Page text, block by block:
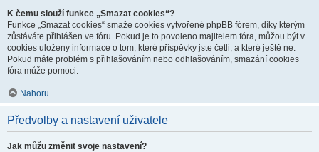
K čemu slouží funkce „Smazat cookies“?
Funkce „Smazat cookies“ smaže cookies vytvořené phpBB fórem, díky kterým
zůstáváte přihlášen ve fóru. Pokud je to povoleno majitelem fóra, můžou být v
cookies uloženy informace o tom, které příspěvky jste četli, a které ještě ne.
Pokud máte problém s přihlašováním nebo odhlašováním, smazání cookies
fóra může pomoci.
Nahoru
Předvolby a nastavení uživatele
Jak můžu změnit svoje nastavení?